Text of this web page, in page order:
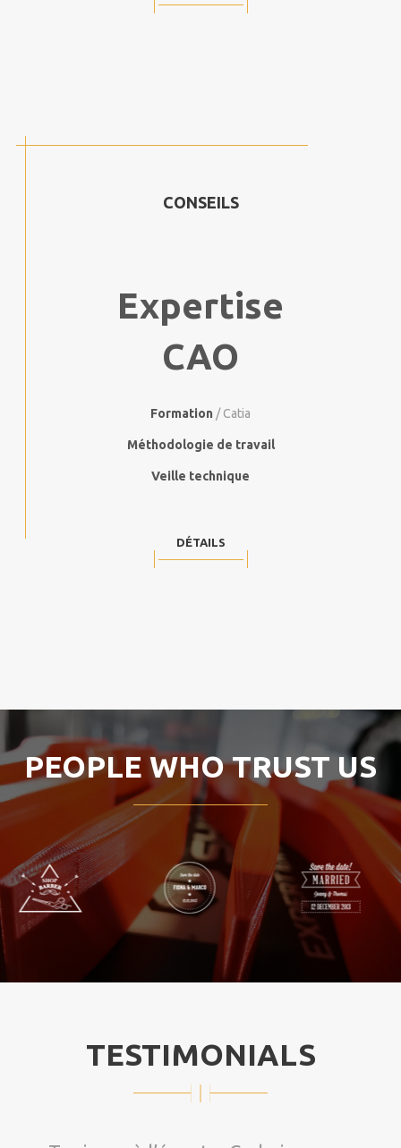
CONSEILS
Expertise
CAO
Formation / Catia
Méthodologie de travail
Veille technique
DÉTAILS
PEOPLE WHO TRUST US
TESTIMONIALS